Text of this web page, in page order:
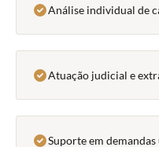
Análise individual de
Atuação judicial e
Suporte em